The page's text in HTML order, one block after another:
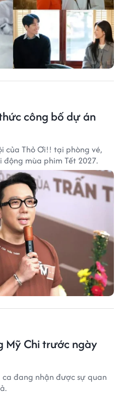
công bố dự án
của Thỏ Ơi!! tại phòng vé,
mùa phim Tết 2027.
Mỹ Chi trước ngày
đang nhận được sự quan